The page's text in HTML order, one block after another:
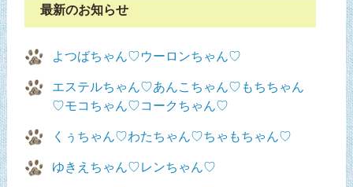
最新のお知らせ
よつばちゃん♡ウーロンちゃん♡
エステルちゃん♡あんこちゃん♡もちちゃん
♡モコちゃん♡コークちゃん♡
くぅちゃん♡わたちゃん♡ちゃもちゃん♡
ゆきえちゃん♡レンちゃん♡